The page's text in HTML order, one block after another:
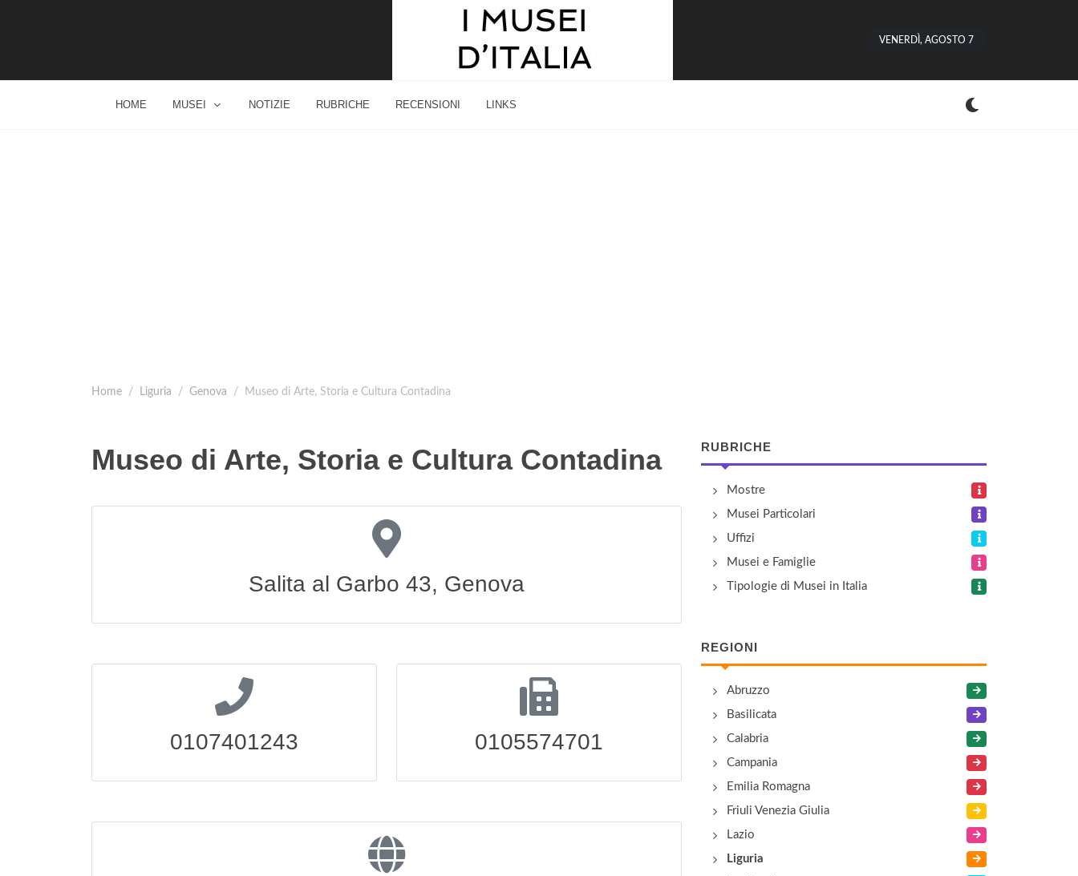
VENERDÌ, AGOSTO 7
HOME MUSEI NOTIZIE RUBRICHE RECENSIONI LINKS
Home Liguria Genova Museo di Arte, Storia e Cultura Contadina
Museo di Arte, Storia e Cultura Contadina
Salita al Garbo 43, Genova
0107401243 0105574701
RUBRICHE
Mostre
Musei Particolari
Uffizi
Musei e Famiglie
Tipologie di Musei in Italia
REGIONI
Abruzzo
Basilicata
Calabria
Campania
Emilia Romagna
Friuli Venezia Giulia
Lazio
Liguria